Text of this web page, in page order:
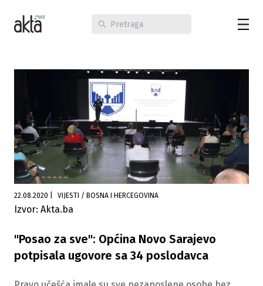
22.08.2020 VIJESTI / BOSNA I HERCEGOVINA
Izvor: Akta.ba
"Posao za sve": Općina Novo Sarajevo
potpisala ugovore sa 34 poslodavca